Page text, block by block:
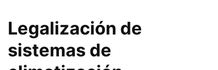
Legalización de
sistemas de